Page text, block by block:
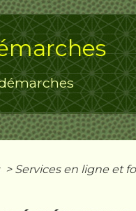
> Services en ligne et